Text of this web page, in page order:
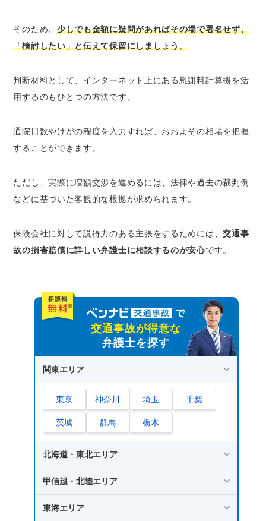
そのため、 少しでも金額に疑問があればその場で署名せず、
「検討したい」と伝えて保留にしましょう。
判断材料として、インターネット上にある慰謝料計算機を活
用するのもひとつの方法です。
通院日数やけがの程度を入力すれば、おおよその相場を把握
することができます。
ただし、実際に増額交渉を進めるには、法律や過去の裁判例
などに基づいた客観的な根拠が求められます。
保険会社に対して説得力のある主張をするためには、交通事
故の損害賠償に詳しい弁護士に相談するのが安心です。
交通事故が得意な
弁護士を探す
関東エリア
東京 神奈川 埼玉 千葉
茨城 群馬 栃木
北海道・東北エリア
甲信越・北陸エリア
東海エリア